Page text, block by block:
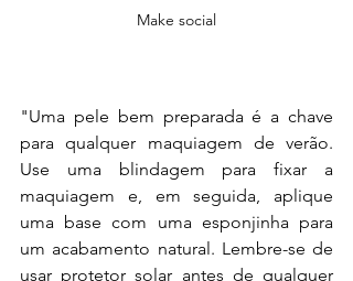
Make social
"Uma pele bem preparada é a chave
para qualquer maquiagem de verão.
Use uma blindagem para fixar a
maquiagem e, em seguida, aplique
uma base com uma esponjinha para
um acabamento natural. Lembre-se de
usar protetor solar antes de qualquer